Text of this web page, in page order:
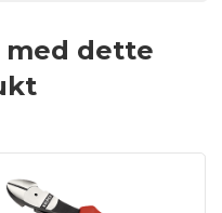
med dette